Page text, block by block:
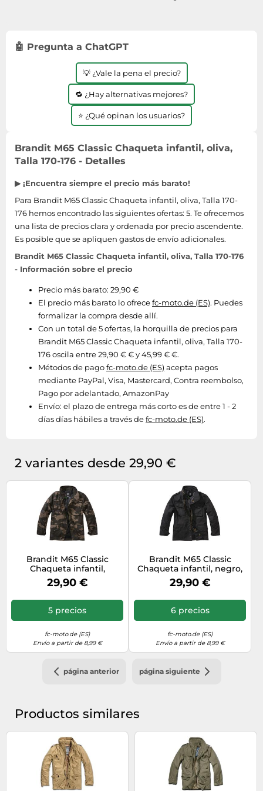
🤖 Pregunta a ChatGPT
💡 ¿Vale la pena el precio?
🔁 ¿Hay alternativas mejores?
⭐ ¿Qué opinan los usuarios?
Brandit M65 Classic Chaqueta infantil, oliva,
Talla 170-176 - Detalles
▶ ¡Encuentra siempre el precio más barato!
Para Brandit M65 Classic Chaqueta infantil, oliva, Talla 170-
176 hemos encontrado las siguientes ofertas: 5. Te ofrecemos
una lista de precios clara y ordenada por precio ascendente.
Es posible que se apliquen gastos de envío adicionales.
Brandit M65 Classic Chaqueta infantil, oliva, Talla 170-176
- Información sobre el precio
Precio más barato: 29,90 €
El precio más barato lo ofrecefc-moto.de (ES). Puedes
formalizar la compra desde allí.
Con un total de 5 ofertas, la horquilla de precios para
Brandit M65 Classic Chaqueta infantil, oliva, Talla 170-
176 oscila entre 29,90 € € y 45,99 € €.
Métodos de pagofc-moto.de (ES) acepta pagos
mediante PayPal, Visa, Mastercard, Contra reembolso,
Pago por adelantado, AmazonPay
Envío: el plazo de entrega más corto es de entre 1 - 2
días días hábiles a través defc-moto.de (ES).
2 variantes desde 29,90 €
Brandit M65 Classic
Chaqueta infantil,
Camuflaje oscuro, Talla
170-176
29,90 €
5 precios
fc-moto.de (ES)
Envío a partir de 8,99 €
Brandit M65 Classic
Chaqueta infantil, negro,
Talla 122-128
29,90 €
6 precios
fc-moto.de (ES)
Envío a partir de 8,99 €
página anterior página siguiente
Productos similares